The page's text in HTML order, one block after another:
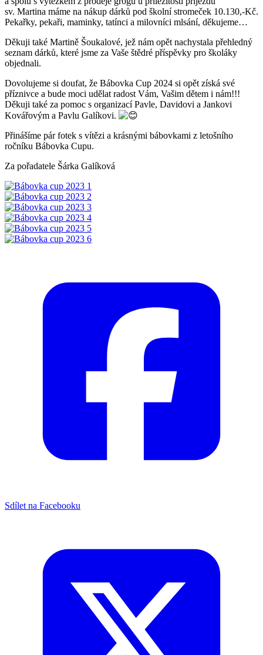
sv. Martina máme na nákup dárků pod školní stromeček 10.130,-Kč.
Pekařky, pekaři, maminky, tatínci a milovníci mlsání, děkujeme…
Děkuji také Martině Šoukalové, jež nám opět nachystala přehledný
seznam dárků, které jsme za Vaše štědré příspěvky pro školáky
objednali.
Dovolujeme si doufat, že Bábovka Cup 2024 si opět získá své
příznivce a bude moci udělat radost Vám, Vašim dětem i nám!!!
Děkuji také za pomoc s organizací Pavle, Davidovi a Jankovi
Kovářovým a Pavlu Galíkovi.
Přinášíme pár fotek s vítězi a krásnými bábovkami z letošního
ročníku Bábovka Cupu.
Za pořadatele Šárka Galíková
Sdílet na Facebooku